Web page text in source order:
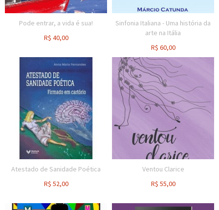
Pode entrar, a vida é sua!
R$ 40,00
Sinfonia Italiana - Uma história da
arte na Itália
R$ 60,00
Atestado de Sanidade Poética
R$ 52,00
Ventou Clarice
R$ 55,00